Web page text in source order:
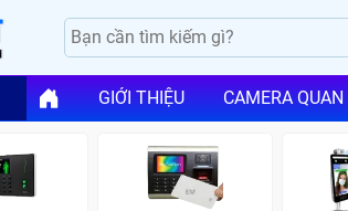
GIỚI THIỆU CAMERA